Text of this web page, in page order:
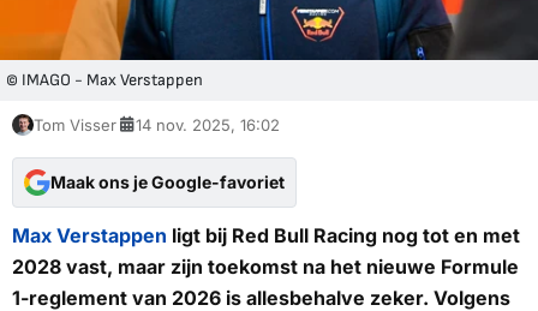
© IMAGO - Max Verstappen
Tom Visser 14 nov. 2025, 16:02
Maak ons je Google-favoriet
Max Verstappen ligt bij Red Bull Racing nog tot en met
2028 vast, maar zijn toekomst na het nieuwe Formule
1-reglement van 2026 is allesbehalve zeker. Volgens